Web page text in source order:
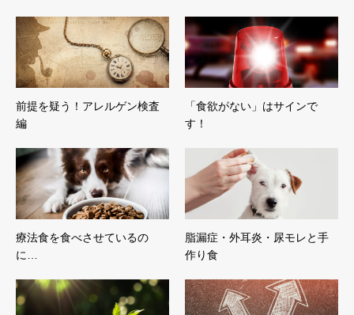
前提を疑う！アレルゲン検査
編
「食欲がない」はサインで
す！
療法食を食べさせているの
に…
脂漏症・外耳炎・尿モレと手
作り食